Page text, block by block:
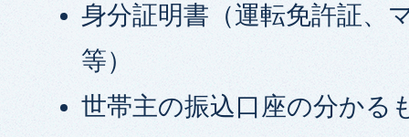
身分証明書（運転免許証、
等）
世帯主の振込口座の分かる